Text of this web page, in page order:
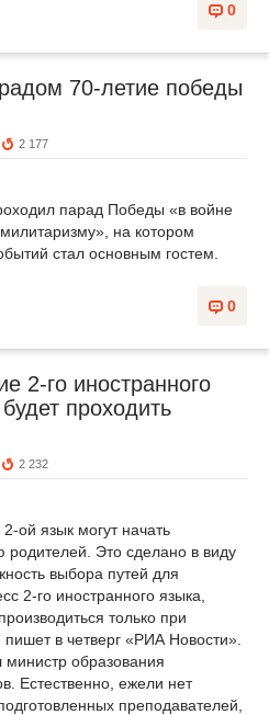
0
70-летие победы
2 177
парад Победы «в войне
на котором
стал основным гостем.
0
2-го иностранного
проходить
2 232
ой язык могут начать
родителей. Это сделано в виду
выбора путей для
2-го иностранного языка,
только при
пишет в четверг «РИА Новости».
образования
Естественно, ежели нет
преподавателей,